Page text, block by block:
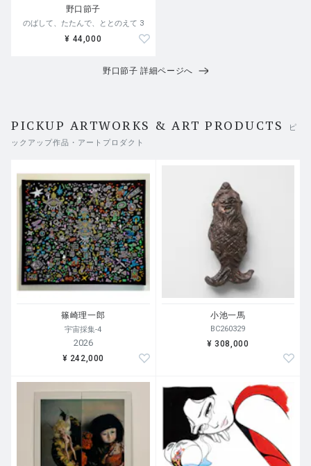
野口節子
のばして、たたんで、ととのえて 3
¥ 44,000
野口節子 詳細ページへ
PICKUP ARTWORKS & ART PRODUCTS
ピ
ックアップ作品・アートプロダクト
篠崎理一郎
宇宙採集-4
2026
¥ 242,000
小池一馬
BC260329
¥ 308,000